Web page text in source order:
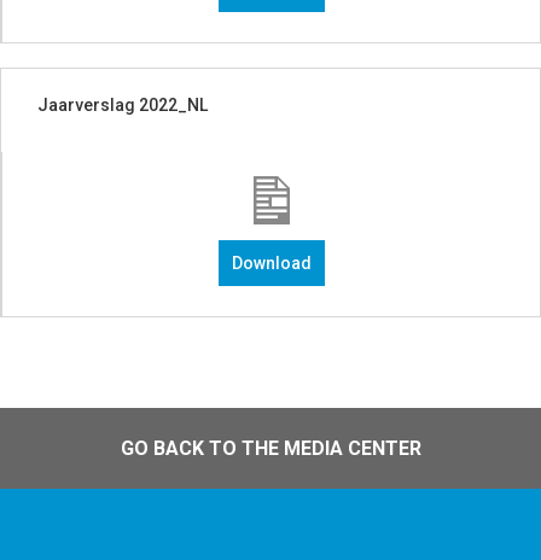
Jaarverslag 2022_NL
Download
GO BACK TO THE MEDIA CENTER